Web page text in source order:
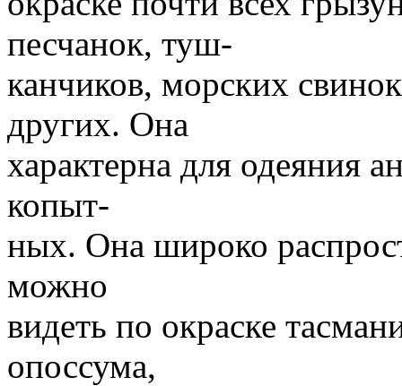
песчанок, туш-
канчиков, морских
других. Она
характерна для одеяния
копыт-
ных. Она широко
можно
видеть по окраске
опоссума,